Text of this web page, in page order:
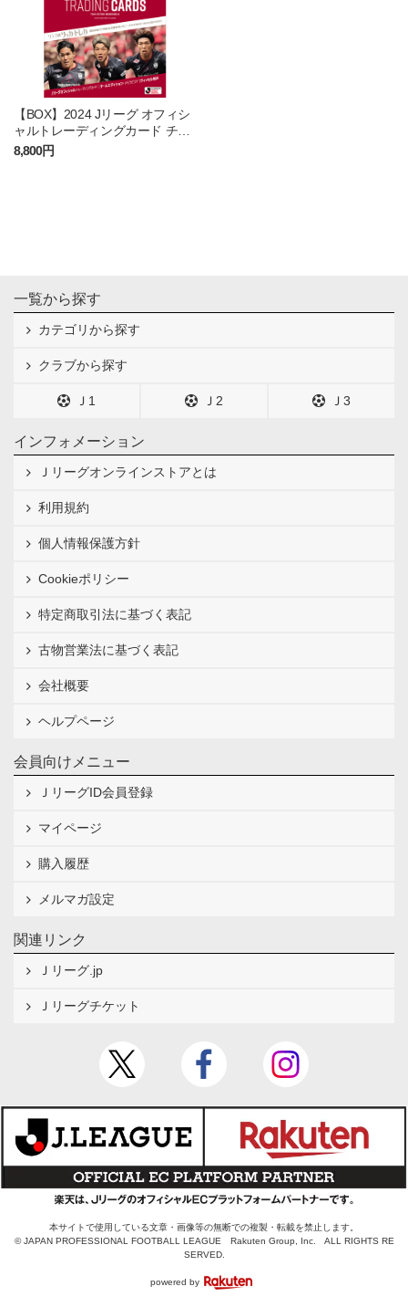
【BOX】2024 Jリーグ オフィシ
ャルトレーディングカード チー
ムエディション・メモラビリ
8,800円
一覧から探す
カテゴリから探す
クラブから探す
Ｊ1 Ｊ2 Ｊ3
インフォメーション
Ｊリーグオンラインストアとは
利用規約
個人情報保護方針
Cookieポリシー
特定商取引法に基づく表記
古物営業法に基づく表記
会社概要
ヘルプページ
会員向けメニュー
ＪリーグID会員登録
マイページ
購入履歴
メルマガ設定
関連リンク
Ｊリーグ.jp
Ｊリーグチケット
本サイトで使用している文章・画像等の無断での複製・転載を禁止します。
© JAPAN PROFESSIONAL FOOTBALL LEAGUE Rakuten Group, Inc. ALL RIGHTS RE
SERVED.
powered by